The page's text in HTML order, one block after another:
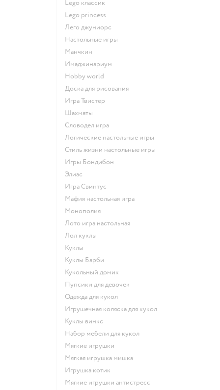
Lego классик
Lego princess
Лего джуниорс
Настольные игры
Манчкин
Имаджинариум
Hobby world
Доска для рисования
Игра Твистер
Шахматы
Словодел игра
Логические настольные игры
Стиль жизни настольные игры
Игры Бондибон
Элиас
Игра Свинтус
Мафия настольная игра
Монополия
Лото игра настольная
Лол куклы
Куклы
Куклы Барби
Кукольный домик
Пупсики для девочек
Одежда для кукол
Игрушечная коляска для кукол
Куклы винкс
Набор мебели для кукол
Мягкие игрушки
Мягкая игрушка мишка
Игрушка котик
Мягкие игрушки антистресс